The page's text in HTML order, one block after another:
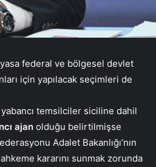
federal ve bölgesel devlet
için yapılacak seçimleri de
temsilciler siciline dahil
ajan olduğu belirtilmişse
Adalet Bakanlığı’nın
kararını sunmak zorunda